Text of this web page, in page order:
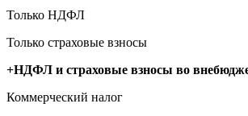
Только НДФЛ
Только страховые взносы
+НДФЛ и страховые взносы во
Коммерческий налог